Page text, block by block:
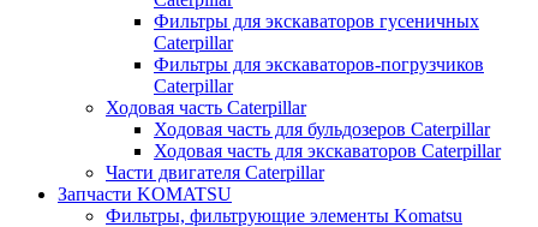
Фильтры для экскаваторов гусеничных
Caterpillar
Фильтры для экскаваторов-погрузчиков
Caterpillar
Ходовая часть Caterpillar
Ходовая часть для бульдозеров Caterpillar
Ходовая часть для экскаваторов Caterpillar
Части двигателя Caterpillar
Запчасти KOMATSU
Фильтры, фильтрующие элементы Komatsu